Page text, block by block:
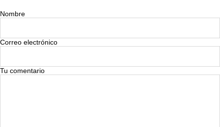
Nombre
Correo electrónico
Tu comentario